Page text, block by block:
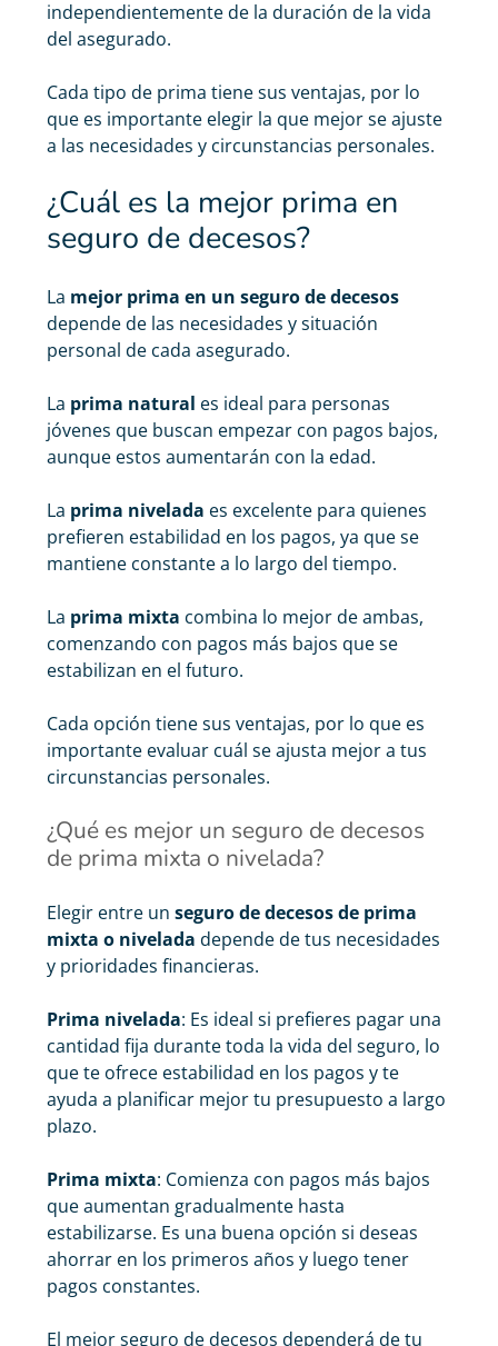
independientemente de la duración de la vida
del asegurado.
Cada tipo de prima tiene sus ventajas, por lo
que es importante elegir la que mejor se ajuste
a las necesidades y circunstancias personales.
¿Cuál es la mejor prima en
seguro de decesos?
La mejor prima en un seguro de decesos
depende de las necesidades y situación
personal de cada asegurado.
La prima natural es ideal para personas
jóvenes que buscan empezar con pagos bajos,
aunque estos aumentarán con la edad.
La prima nivelada es excelente para quienes
prefieren estabilidad en los pagos, ya que se
mantiene constante a lo largo del tiempo.
La prima mixta combina lo mejor de ambas,
comenzando con pagos más bajos que se
estabilizan en el futuro.
Cada opción tiene sus ventajas, por lo que es
importante evaluar cuál se ajusta mejor a tus
circunstancias personales.
¿Qué es mejor un seguro de decesos
de prima mixta o nivelada?
Elegir entre un seguro de decesos de prima
mixta o nivelada depende de tus necesidades
y prioridades financieras.
Prima nivelada: Es ideal si prefieres pagar una
cantidad fija durante toda la vida del seguro, lo
que te ofrece estabilidad en los pagos y te
ayuda a planificar mejor tu presupuesto a largo
plazo.
Prima mixta: Comienza con pagos más bajos
que aumentan gradualmente hasta
estabilizarse. Es una buena opción si deseas
ahorrar en los primeros años y luego tener
pagos constantes.
El mejor seguro de decesos dependerá de tu